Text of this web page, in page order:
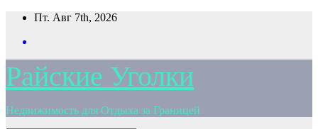
Перейти
содержимому
Пт. Авг 7th, 2026
Райские Уголки
Недвижимость для Отдыха за Границей